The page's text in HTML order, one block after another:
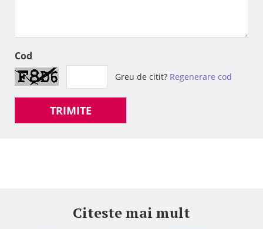
Cod
Greu de citit? Regenerare cod
TRIMITE
Citeste mai mult